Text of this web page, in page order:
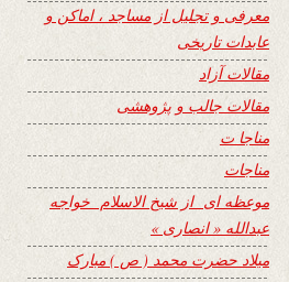
معرفی و تجلیل از مساجد ، اماکن و
عابدات تاریخی
مقالات آزاد
مقالات جالب و پژوهشی
مناجا ت
مناجات
موعظه ای از شیخ الاسلام خواجه
عبدالله « انصاری »
میلاد حضرت محمد ( ص ) مبارک